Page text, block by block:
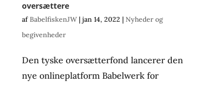
oversættere
afBabelfiskenJW| jan 14, 2022 | Nyheder og
begivenheder
Den tyske oversætterfond lancerer den
nye onlineplatform Babelwerk for